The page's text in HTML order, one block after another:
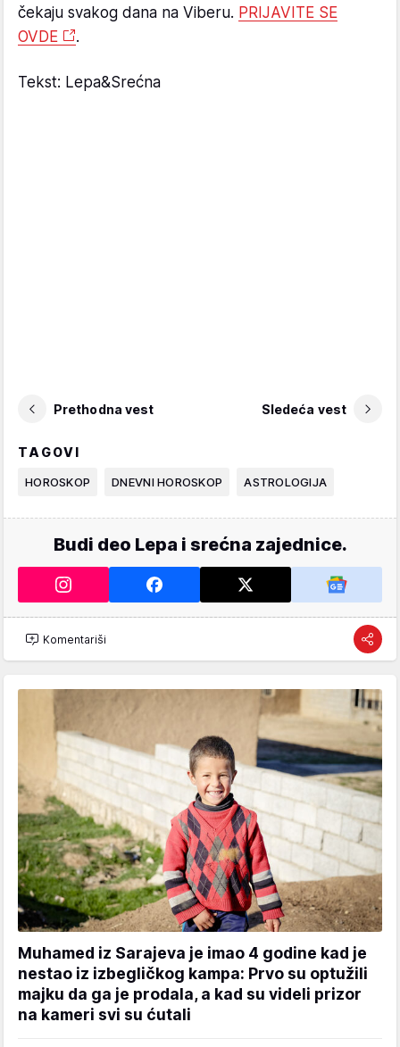
čekaju svakog dana na Viberu. PRIJAVITE SE
OVDE
.
Tekst: Lepa&Srećna
Prethodna vest Sledeća vest
TAGOVI
HOROSKOP DNEVNI HOROSKOP ASTROLOGIJA
Budi deo Lepa i srećna zajednice.
Komentariši
Muhamed iz Sarajeva je imao 4 godine kad je
nestao iz izbegličkog kampa: Prvo su optužili
majku da ga je prodala, a kad su videli prizor
na kameri svi su ćutali